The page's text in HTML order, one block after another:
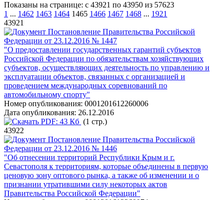
Показаны на странице: с 43921 по 43950 из 57623
1 ... 1462 1463 1464 1465 1466 1467 1468 ... 1921
43921
Постановление Правительства Российской
Федерации от 23.12.2016 № 1447
"О предоставлении государственных гарантий субъектов
Российской Федерации по обязательствам хозяйствующих
субъектов, осуществляющих деятельность по управлению и
эксплуатации объектов, связанных с организацией и
проведением международных соревнований по
автомобильному спорту"
Номер опубликования: 0001201612260006
Дата опубликования: 26.12.2016
PDF: 43 Кб (1 стр.)
43922
Постановление Правительства Российской
Федерации от 23.12.2016 № 1446
"Об отнесении территорий Республики Крым и г.
Севастополя к территориям, которые объединены в первую
ценовую зону оптового рынка, а также об изменении и о
признании утратившими силу некоторых актов
Правительства Российской Федерации"